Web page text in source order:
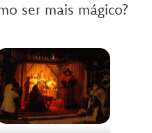
ser mais mágico?